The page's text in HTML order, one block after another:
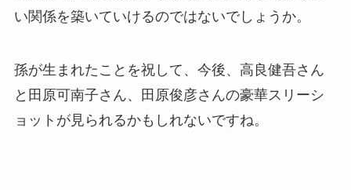
い関係を築いていけるのではないでしょうか。
孫が生まれたことを祝して、今後、高良健吾さん
と田原可南子さん、田原俊彦さんの豪華スリーシ
ョットが見られるかもしれないですね。